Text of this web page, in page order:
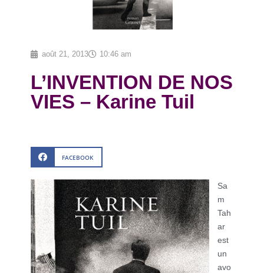
août 21, 2013 10:46 am
L’INVENTION DE NOS
VIES – Karine Tuil
FACEBOOK
Sa
m
Tah
ar
est
un
avo